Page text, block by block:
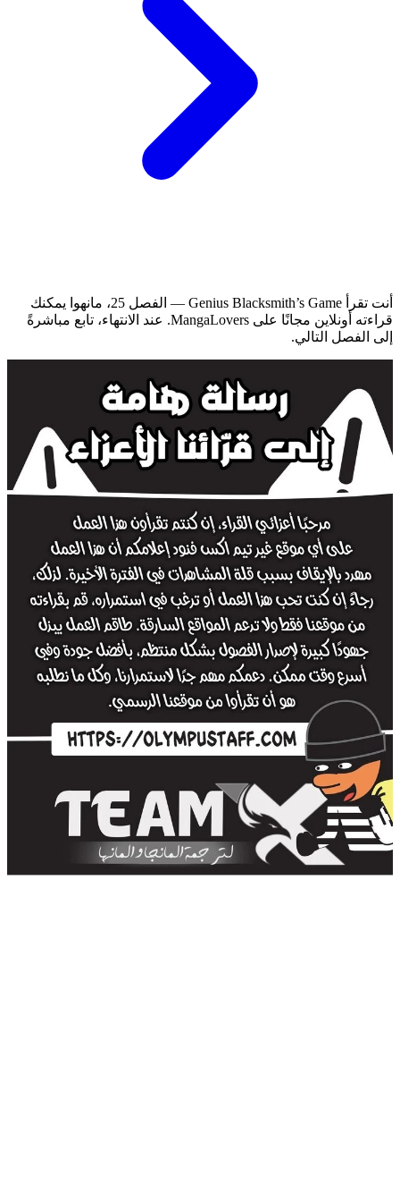
أنت تقرأ Genius Blacksmith’s Game — الفصل 25، مانهوا يمكنك
قراءته أونلاين مجانًا على MangaLovers.
عند الانتهاء، تابع مباشرةً
إلى الفصل التالي.